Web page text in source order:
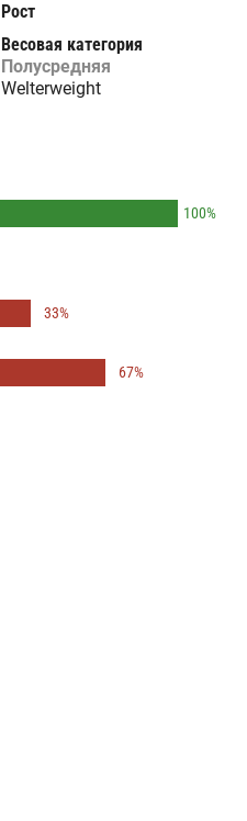
Рост
Весовая категория
Полусредняя
Welterweight
100%
33%
67%